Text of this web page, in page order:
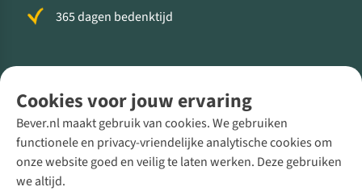
Cookies voor jouw ervaring
Bever.nl maakt gebruik van cookies. We gebruiken
functionele en privacy-vriendelijke analytische cookies om
onze website goed en veilig te laten werken. Deze gebruiken
we altijd.
365 dagen bedenktijd
Direct advies van een Buitenexpert